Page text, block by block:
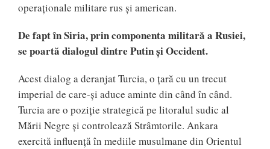
operaționale militare rus și american.
De fapt în Siria, prin componenta militară a Rusiei,
se poartă dialogul dintre Putin și Occident.
Acest dialog a deranjat Turcia, o țară cu un trecut
imperial de care-și aduce aminte din când în când.
Turcia are o poziţie strategică pe litoralul sudic al
Mării Negre şi controlează Strâmtorile. Ankara
exercită influenţă în mediile musulmane din Orientul